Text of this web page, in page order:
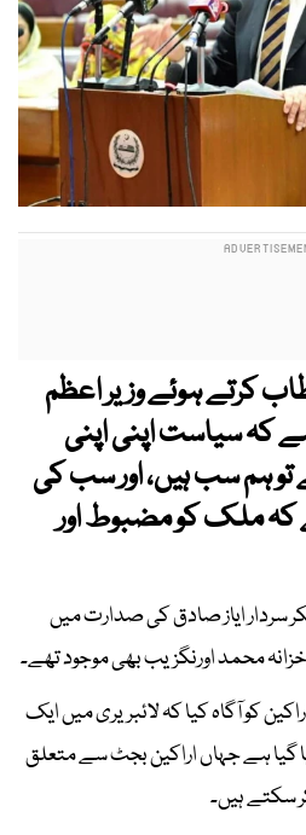
کرتے ہوئے وزیر اعظم
کہ سیاست اپنی اپنی
ہم سب ہیں، اور سب کی
کہ ملک کو مضبوط اور
سردار ایاز صادق کی صدارت میں
محمد اورنگزیب بھی موجود تھے۔
کو آگاہ کیا کہ لائبریری میں ایک
ہے جہاں اراکین بجٹ سے متعلق
سکتے ہیں۔